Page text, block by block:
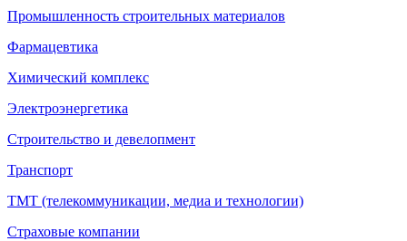
Промышленность строительных материалов
Фармацевтика
Химический комплекс
Электроэнергетика
Строительство и девелопмент
Транспорт
ТМТ (телекоммуникации, медиа и технологии)
Страховые компании